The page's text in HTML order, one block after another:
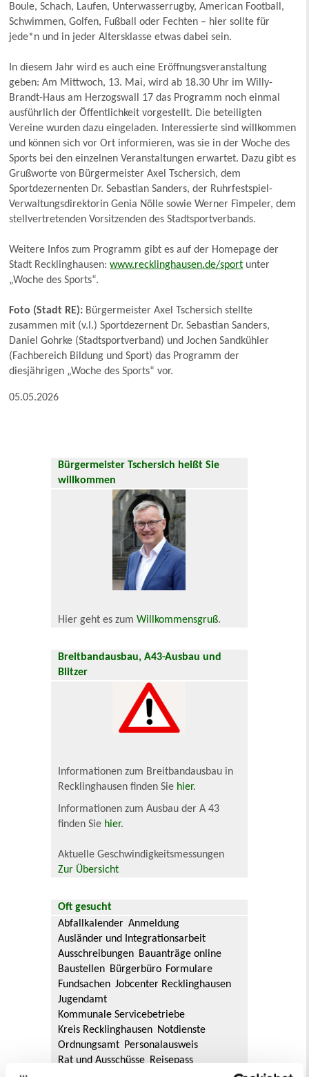
Boule, Schach, Laufen, Unterwasserrugby, American Football,
Schwimmen, Golfen, Fußball oder Fechten – hier sollte für
jede*n und in jeder Altersklasse etwas dabei sein.
In diesem Jahr wird es auch eine Eröffnungsveranstaltung
geben: Am Mittwoch, 13. Mai, wird ab 18.30 Uhr im Willy-
Brandt-Haus am Herzogswall 17 das Programm noch einmal
ausführlich der Öffentlichkeit vorgestellt. Die beteiligten
Vereine wurden dazu eingeladen. Interessierte sind willkommen
und können sich vor Ort informieren, was sie in der Woche des
Sports bei den einzelnen Veranstaltungen erwartet. Dazu gibt es
Grußworte von Bürgermeister Axel Tschersich, dem
Sportdezernenten Dr. Sebastian Sanders, der Ruhrfestspiel-
Verwaltungsdirektorin Genia Nölle sowie Werner Fimpeler, dem
stellvertretenden Vorsitzenden des Stadtsportverbands.
Weitere Infos zum Programm gibt es auf der Homepage der
Stadt Recklinghausen:www.recklinghausen.de/sport unter
„Woche des Sports“.
Foto (Stadt RE): Bürgermeister Axel Tschersich stellte
zusammen mit (v.l.) Sportdezernent Dr. Sebastian Sanders,
Daniel Gohrke (Stadtsportverband) und Jochen Sandkühler
(Fachbereich Bildung und Sport) das Programm der
diesjährigen „Woche des Sports“ vor.
05.05.2026
Bürgermeister Tschersich heißt Sie
willkommen
Hier geht es zumWillkommensgruß.
Breitbandausbau, A43-Ausbau und
Blitzer
Informationen zum Breitbandausbau in
Recklinghausen finden Sie hier.
Informationen zum Ausbau der A 43
finden Sie hier.
Aktuelle Geschwindigkeitsmessungen
Zur Übersicht
Oft gesucht
Abfallkalender Anmeldung
Ausländer und Integrationsarbeit
Ausschreibungen Bauanträge online
Baustellen Bürgerbüro Formulare
Fundsachen Jobcenter Recklinghausen
Jugendamt
Kommunale Servicebetriebe
Kreis Recklinghausen Notdienste
Ordnungsamt Personalausweis
Rat und Ausschüsse Reisepass